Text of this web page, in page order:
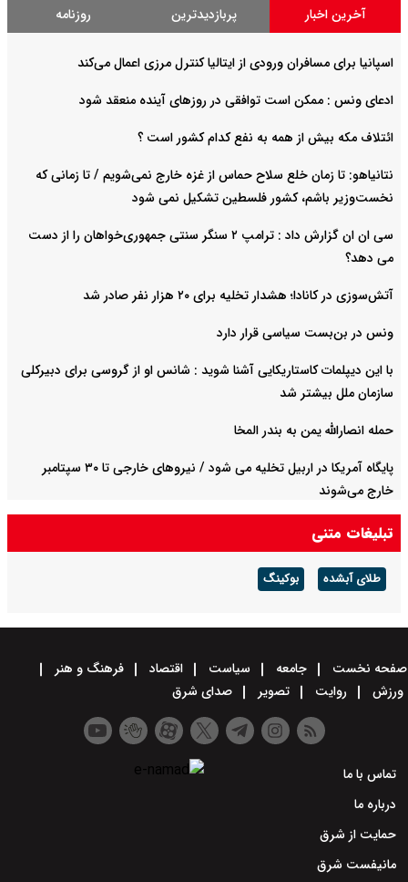
آخرین اخبار پربازدیدترین روزنامه
اسپانیا برای مسافران ورودی از ایتالیا کنترل مرزی اعمال می‌کند
ادعای ونس : ممکن است توافقی در روزهای آینده منعقد شود
ائتلاف مکه بیش از همه به نفع کدام کشور است ؟
نتانیاهو: تا زمان خلع سلاح حماس از غزه خارج نمی‌شویم / تا زمانی که
نخست‌وزیر باشم، کشور فلسطین تشکیل نمی شود
سی ان ان گزارش داد : ترامپ ۲ سنگر سنتی جمهوری‌خواهان را از دست
می دهد؟
آتش‌سوزی در کانادا؛ هشدار تخلیه برای ۲۰ هزار نفر صادر شد
ونس در بن‌بست سیاسی قرار دارد
با این دیپلمات کاستاریکایی آشنا شوید : شانس او از گروسی برای دبیرکلی
سازمان ملل بیشتر شد
حمله انصارالله یمن به بندر المخا
پایگاه آمریکا در اربیل تخلیه می شود / نیروهای خارجی تا ۳۰ سپتامبر
خارج می‌شوند
تبلیغات متنی
طلای آبشده بوکینگ
صفحه نخست جامعه سیاست اقتصاد
فرهنگ و هنر
ورزش
روایت تصویر صدای شرق
تماس با ما
درباره ما
حمایت از شرق
مانیفست شرق